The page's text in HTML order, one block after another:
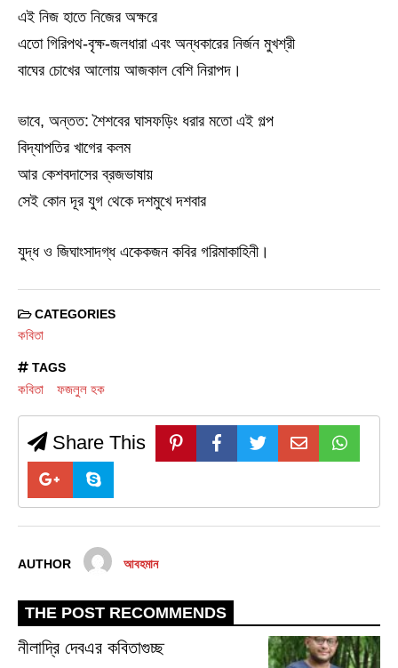
এই নিজ হাতে নিজের অক্ষরে
এতো গিরিপথ-বৃক্ষ-জলধারা এবং অন্ধকারের নির্জন মুখশ্রী
বাঘের চোখের আলোয় আজকাল বেশি নিরাপদ।
ভাবে, অন্তত: শৈশবের ঘাসফড়িং ধরার মতো এই গল্প
বিদ্যাপতির খাগের কলম
আর কেশবদাসের ব্রজভাষায়
সেই কোন দূর যুগ থেকে দশমুখে দশবার
যুদ্ধ ও জিঘাংসাদগ্ধ একেকজন কবির গরিমাকাহিনী।
CATEGORIES
কবিতা
TAGS
কবিতা ফজলুল হক
Share This
AUTHOR আবহমান
THE POST RECOMMENDS
নীলাদ্রি দেবএর কবিতাগুচ্ছ